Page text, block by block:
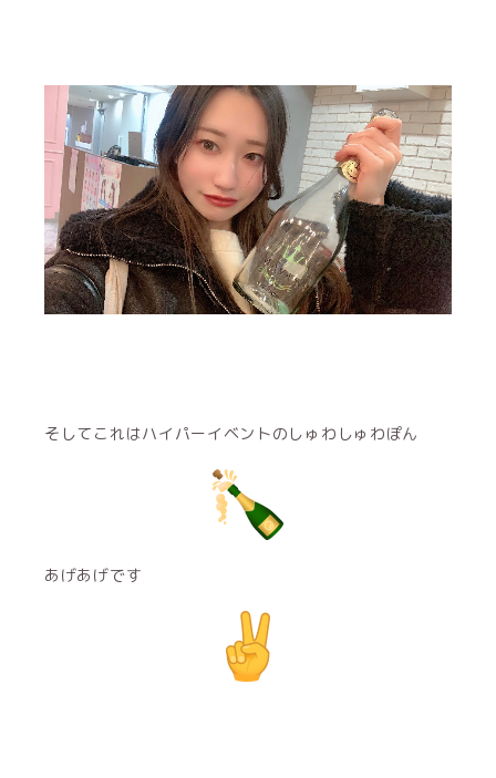
そしてこれはハイパーイベントのしゅわしゅわぽん
あげあげです